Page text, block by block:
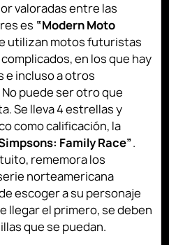
valoradas entre las
es “Modern Moto
utilizan motos futuristas
en los que hay
e incluso a otros
puede ser otro que
Se lleva 4 estrellas y
como calificación, la
Family Race”.
rememora los
norteamericana
escoger a su personaje
llegar el primero, se deben
que se puedan.